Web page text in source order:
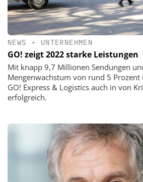
NEWS • UNTERNEHMEN
GO! zeigt 2022 starke Leistungen
Mit knapp 9,7 Millionen Sendungen
Mengenwachstum von rund 5
GO! Express & Logistics auch in von
erfolgreich.